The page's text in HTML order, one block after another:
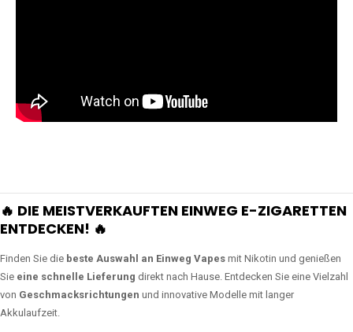
🔥 DIE MEISTVERKAUFTEN EINWEG E-ZIGARETTEN
ENTDECKEN! 🔥
Finden Sie die beste Auswahl an Einweg Vapes mit Nikotin und genießen
Sie eine schnelle Lieferung direkt nach Hause. Entdecken Sie eine Vielzahl
von Geschmacksrichtungen und innovative Modelle mit langer
Akkulaufzeit.